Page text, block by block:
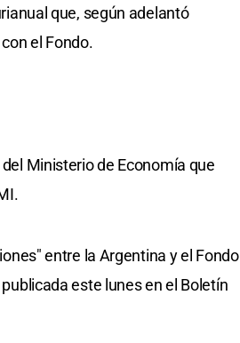
que, según adelantó
el Fondo.
Ministerio de Economía que
entre la Argentina y el Fondo
este lunes en el Boletín